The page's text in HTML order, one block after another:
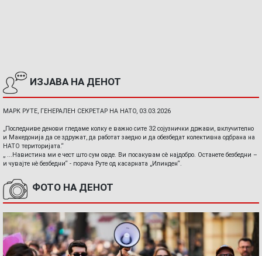
ИЗЈАВА НА ДЕНОТ
МАРК РУТЕ, ГЕНЕРАЛЕН СЕКРЕТАР НА НАТО, 03.03.2026
„Последниве денови гледаме колку е важно сите 32 сојузнички држави, вклучително
и Македонија да се здружат, да работат заедно и да обезбедат колективна одбрана на
НАТО територијата.“
„ ...Навистина ми е чест што сум овде. Ви посакувам сè најдобро. Останете безбедни –
и чувајте нè безбедни“ - порача Руте од касарната „Илинден“.
ФОТО НА ДЕНОТ